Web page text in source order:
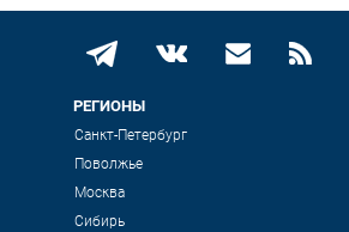
РЕГИОНЫ
Санкт-Петербург
Поволжье
Москва
Сибирь